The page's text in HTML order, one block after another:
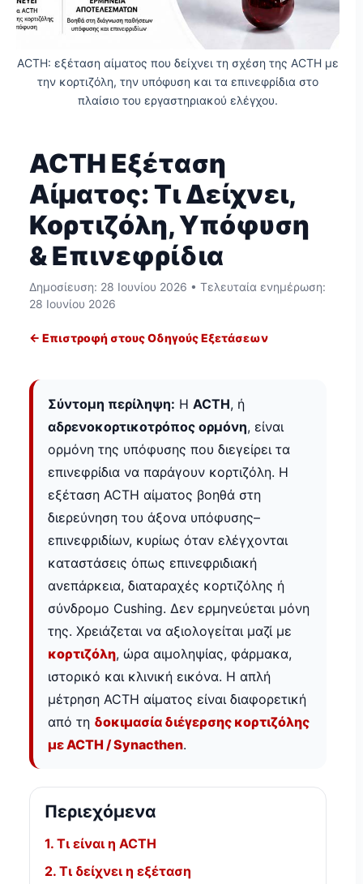
ACTH: εξέταση αίματος που δείχνει τη σχέση της ACTH με
την κορτιζόλη, την υπόφυση και τα επινεφρίδια στο
πλαίσιο του εργαστηριακού ελέγχου.
ACTH Εξέταση
Αίματος: Τι Δείχνει,
Κορτιζόλη, Υπόφυση
& Επινεφρίδια
Δημοσίευση: 28 Ιουνίου 2026 • Τελευταία ενημέρωση:
28 Ιουνίου 2026
← Επιστροφή στους Οδηγούς Εξετάσεων
Σύντομη περίληψη: Η ACTH, ή
αδρενοκορτικοτρόπος ορμόνη, είναι
ορμόνη της υπόφυσης που διεγείρει τα
επινεφρίδια να παράγουν κορτιζόλη. Η
εξέταση ACTH αίματος βοηθά στη
διερεύνηση του άξονα υπόφυσης–
επινεφριδίων, κυρίως όταν ελέγχονται
καταστάσεις όπως επινεφριδιακή
ανεπάρκεια, διαταραχές κορτιζόλης ή
σύνδρομο Cushing. Δεν ερμηνεύεται μόνη
της. Χρειάζεται να αξιολογείται μαζί με
κορτιζόλη, ώρα αιμοληψίας, φάρμακα,
ιστορικό και κλινική εικόνα. Η απλή
μέτρηση ACTH αίματος είναι διαφορετική
από τη δοκιμασία διέγερσης κορτιζόλης
με ACTH / Synacthen.
Περιεχόμενα
1. Τι είναι η ACTH
2. Τι δείχνει η εξέταση